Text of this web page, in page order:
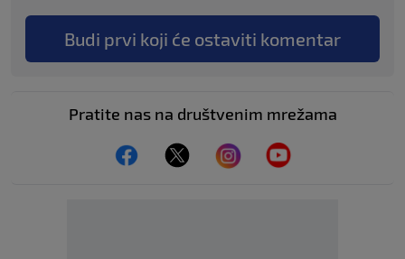
Budi prvi koji će ostaviti komentar
Pratite nas na društvenim mrežama